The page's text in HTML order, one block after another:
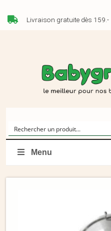
Livraison gratuite dès 159.-
Menu